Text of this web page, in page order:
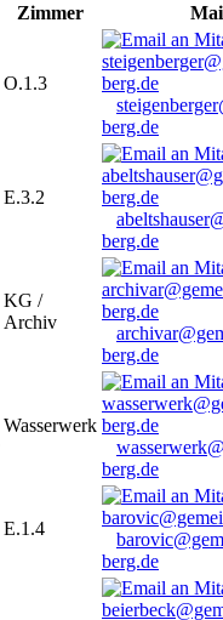
Zimmer
O.1.3
berg.de
E.3.2
berg.de
KG /
Archiv
berg.de
Wasserwerk
berg.de
E.1.4
berg.de